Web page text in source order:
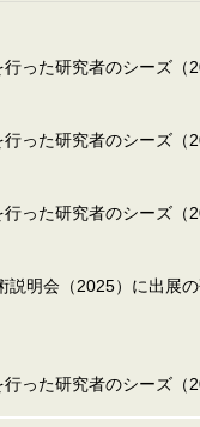
った研究者のシーズ（
った研究者のシーズ（
った研究者のシーズ（
説明会（2025）に出展
った研究者のシーズ（